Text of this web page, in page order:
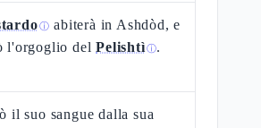
ⓘ abiterà in Ashdòd, e
l'orgoglio delPelishtìⓘ.
il suo sangue dalla sua